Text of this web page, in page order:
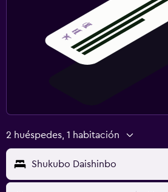
2 huéspedes, 1 habitación
Shukubo Daishinbo